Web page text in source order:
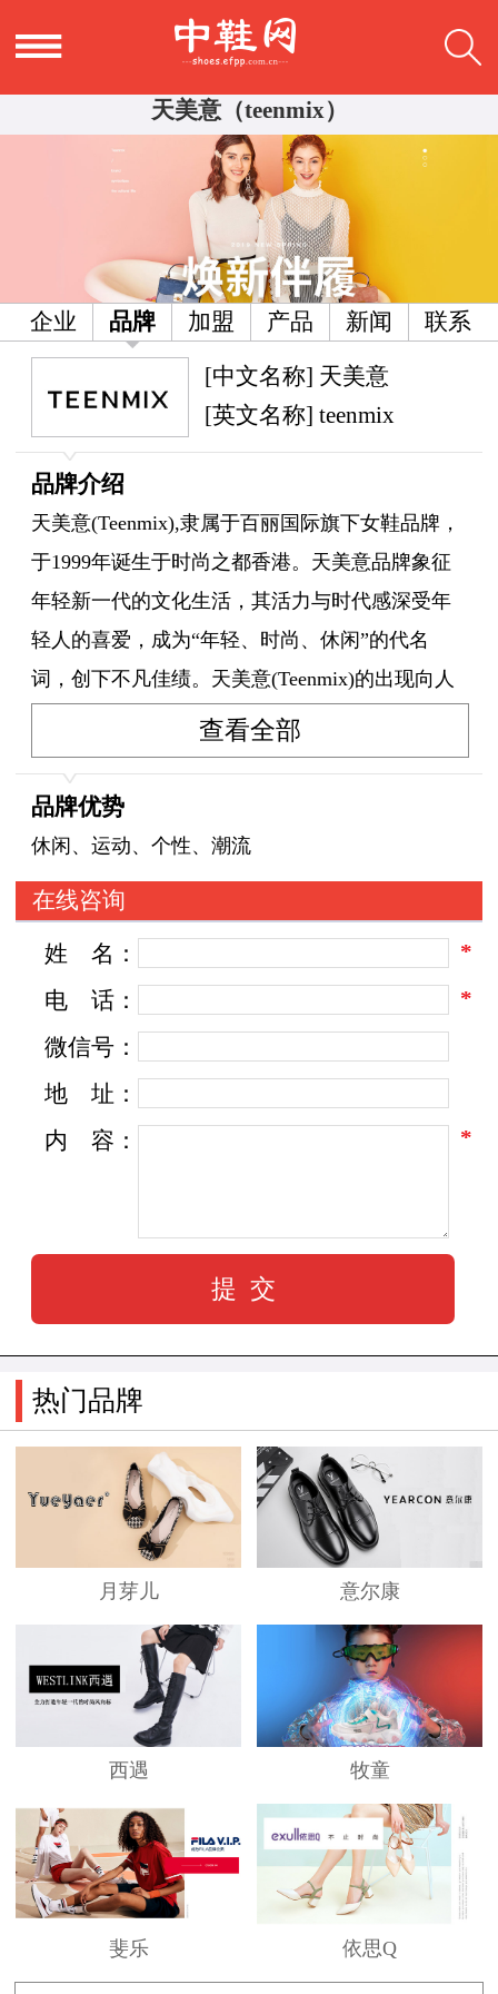
天美意（teenmix）
企业 品牌 加盟 产品 新闻 联系
[中文名称] 天美意
[英文名称] teenmix
品牌介绍
天美意(Teenmix),隶属于百丽国际旗下女鞋品牌，
于1999年诞生于时尚之都香港。天美意品牌象征
年轻新一代的文化生活，其活力与时代感深受年
轻人的喜爱，成为“年轻、时尚、休闲”的代名
词，创下不凡佳绩。天美意(Teenmix)的出现向人
们充分展示了一种流行的转变。现代社会人们追
逐的主流已经不仅仅是高档的名牌产品，更多的
是那些体现出自身价值的产品。
查看全部
品牌优势
休闲、运动、个性、潮流
在线咨询
姓
名：
*
电
话：
*
微信号：
地
址：
内
容： *
热门品牌
月芽儿 意尔康
西遇 牧童
斐乐 依思Q